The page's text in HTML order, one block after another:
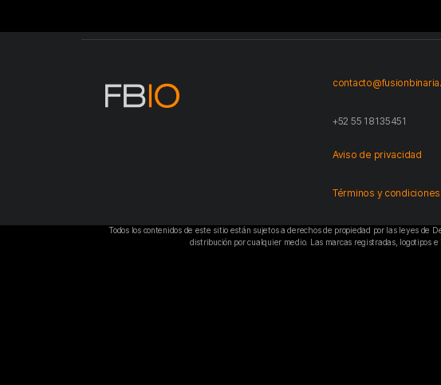
+52 55 18135451
Aviso de privacidad
Términos y condiciones
Todos los contenidos de este sitio están sujetos a derechos de propiedad por las leyes
distribución por cualquier medio. Las marcas registradas, logotipos